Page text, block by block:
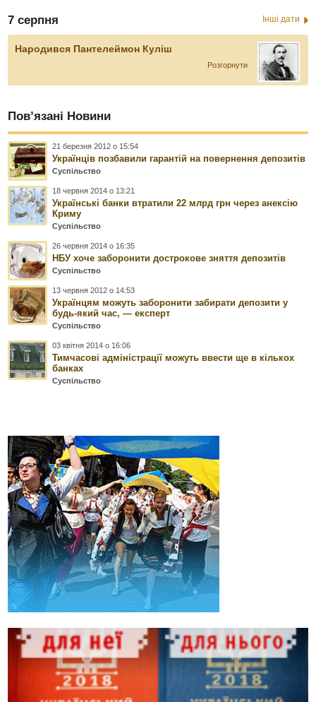
7 серпня Інші дати
Народився Пантелеймон Куліш
Розгорнути
Пов’язані Новини
21 березня 2012 о 15:54
Українців позбавили гарантій на повернення депозитів
Суспільство
18 червня 2014 о 13:21
Українські банки втратили 22 млрд грн через анексію
Криму
Суспільство
26 червня 2014 о 16:35
НБУ хоче заборонити дострокове зняття депозитів
Суспільство
13 червня 2012 о 14:53
Українцям можуть заборонити забирати депозити у
будь-який час, — експерт
Суспільство
03 квітня 2014 о 16:06
Тимчасові адміністрації можуть ввести ще в кількох
банках
Суспільство